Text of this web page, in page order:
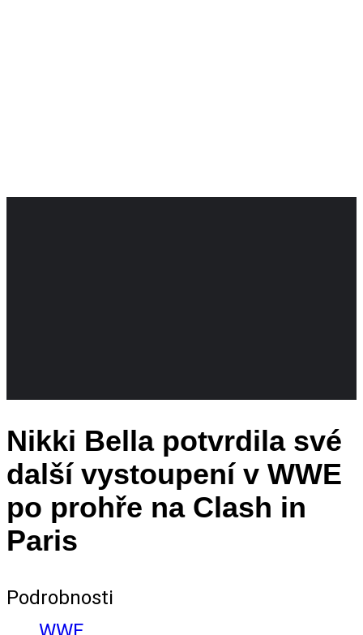
Nikki Bella potvrdila své
další vystoupení v WWE
po prohře na Clash in
Paris
Podrobnosti